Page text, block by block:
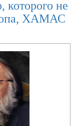
и
В
в
темы
с
которого не
ХАМАС